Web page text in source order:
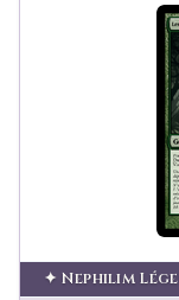
✦ Nephilim